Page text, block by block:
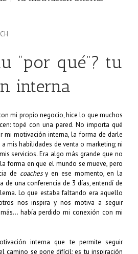
“por qué”? tu
interna
mi propio negocio, hice lo que muchos
topé con una pared. No importa qué
mi motivación interna, la forma de darle
mis habilidades de venta o marketing; ni
servicios. Era algo más grande que no
forma en que el mundo se mueve, pero
de coachesy en ese momento, en la
de una conferencia de 3 días, entendí de
Lo que estaba faltando era aquello
nos inspira y nos motiva a seguir
había perdido mi conexión con mi
interna que te permite seguir
camino se pone difícil; es tu inspiración